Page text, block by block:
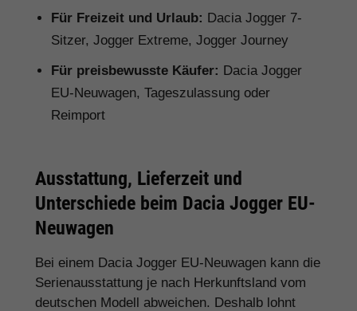
Für Freizeit und Urlaub: Dacia Jogger 7-
Sitzer, Jogger Extreme, Jogger Journey
Für preisbewusste Käufer: Dacia Jogger
EU-Neuwagen, Tageszulassung oder
Reimport
Ausstattung, Lieferzeit und
Unterschiede beim Dacia Jogger EU-
Neuwagen
Bei einem Dacia Jogger EU-Neuwagen kann die
Serienausstattung je nach Herkunftsland vom
deutschen Modell abweichen. Deshalb lohnt